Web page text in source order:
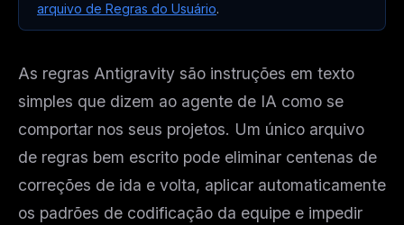
arquivo de Regras do Usuário.
As regras Antigravity são instruções em texto
simples que dizem ao agente de IA como se
comportar nos seus projetos. Um único arquivo
de regras bem escrito pode eliminar centenas de
correções de ida e volta, aplicar automaticamente
os padrões de codificação da equipe e impedir